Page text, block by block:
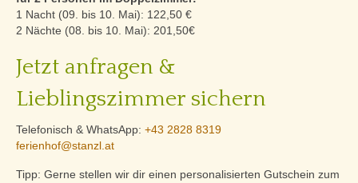
1 Nacht (09. bis 10. Mai): 122,50 €
2 Nächte (08. bis 10. Mai): 201,50€
Jetzt anfragen &
Lieblingszimmer sichern
Telefonisch & WhatsApp: +43 2828 8319
ferienhof@stanzl.at
Tipp: Gerne stellen wir dir einen personalisierten Gutschein zum